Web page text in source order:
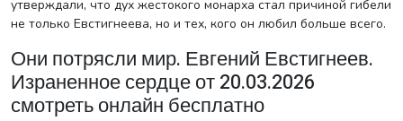
утверждали, что дух жестокого монарха стал причиной гибели
не только Евстигнеева, но и тех, кого он любил больше всего.
Они потрясли мир. Евгений Евстигнеев.
Израненное сердце от 20.03.2026
смотреть онлайн бесплатно